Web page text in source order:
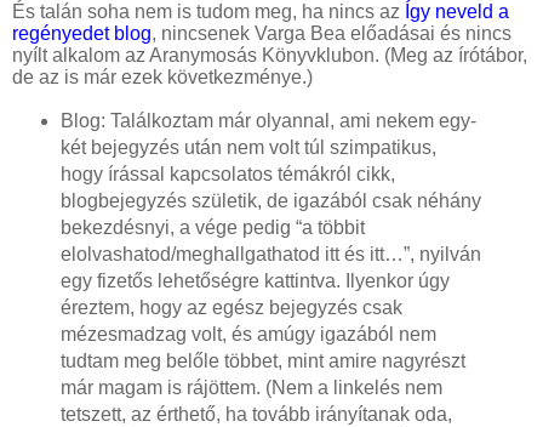
És talán soha nem is tudom meg, ha nincs az Így neveld a
regényedet blog, nincsenek Varga Bea előadásai és nincs
nyílt alkalom az Aranymosás Könyvklubon. (Meg az írótábor,
de az is már ezek következménye.)
Blog: Találkoztam már olyannal, ami nekem egy-
két bejegyzés után nem volt túl szimpatikus,
hogy írással kapcsolatos témákról cikk,
blogbejegyzés születik, de igazából csak néhány
bekezdésnyi, a vége pedig “a többit
elolvashatod/meghallgathatod itt és itt…”, nyilván
egy fizetős lehetőségre kattintva. Ilyenkor úgy
éreztem, hogy az egész bejegyzés csak
mézesmadzag volt, és amúgy igazából nem
tudtam meg belőle többet, mint amire nagyrészt
már magam is rájöttem. (Nem a linkelés nem
tetszett, az érthető, ha tovább irányítanak oda,